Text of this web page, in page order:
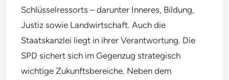
Schlüsselressorts – darunter Inneres, Bildung,
Justiz sowie Landwirtschaft. Auch die
Staatskanzlei liegt in ihrer Verantwortung. Die
SPD sichert sich im Gegenzug strategisch
wichtige Zukunftsbereiche. Neben dem